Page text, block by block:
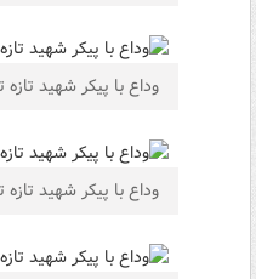
وداع با پیکر شهید
وداع با پیکر شهید